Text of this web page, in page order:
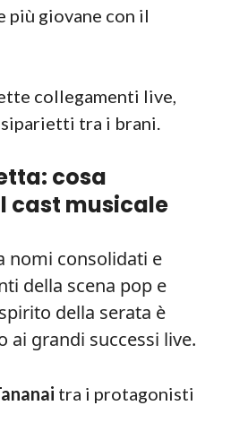
più giovane con il
collegamenti live,
tra i brani.
cosa
cast musicale
nomi consolidati e
della scena pop e
della serata è
ai grandi successi live.
tra i protagonisti